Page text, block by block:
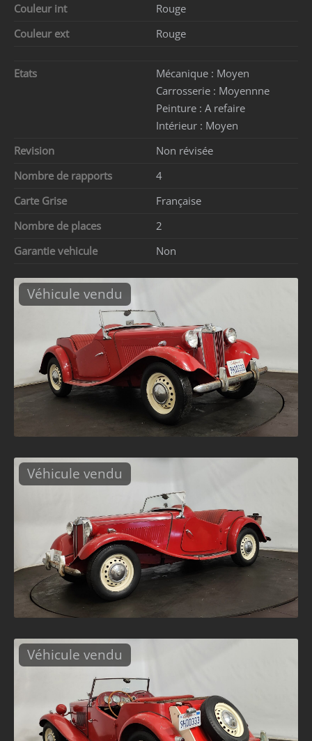
Couleur int
Rouge
Couleur ext
Rouge
Etats Mécanique : Moyen
Carrosserie : Moyennne
Peinture : A refaire
Intérieur : Moyen
Revision
Non révisée
Nombre de rapports
4
Carte Grise
Française
Nombre de places
2
Garantie vehicule
Non
Véhicule vendu
Véhicule vendu
Véhicule vendu